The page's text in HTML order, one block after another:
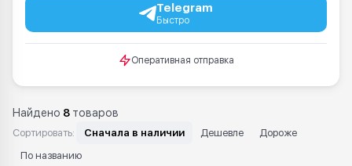
Telegram
Быстро
Оперативная отправка
Найдено 8 товаров
Сортировать: Сначала в наличии Дешевле
Дороже
По названию